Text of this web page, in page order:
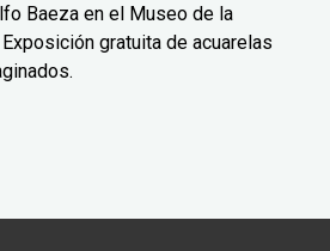
Baeza en el Museo de la
gratuita de acuarelas